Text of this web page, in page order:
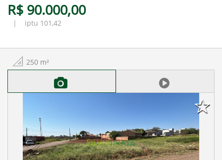
R$ 90.000,00
| iptu 101,42
250 m²